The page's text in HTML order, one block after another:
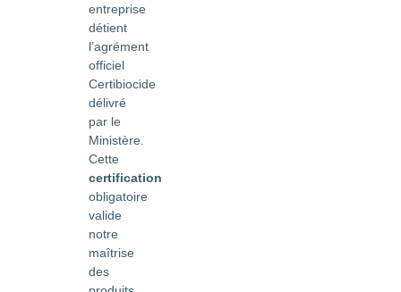
entreprise
détient
l’agrément
officiel
Certibiocide
délivré
par le
Ministère.
Cette
certification
obligatoire
valide
notre
maîtrise
des